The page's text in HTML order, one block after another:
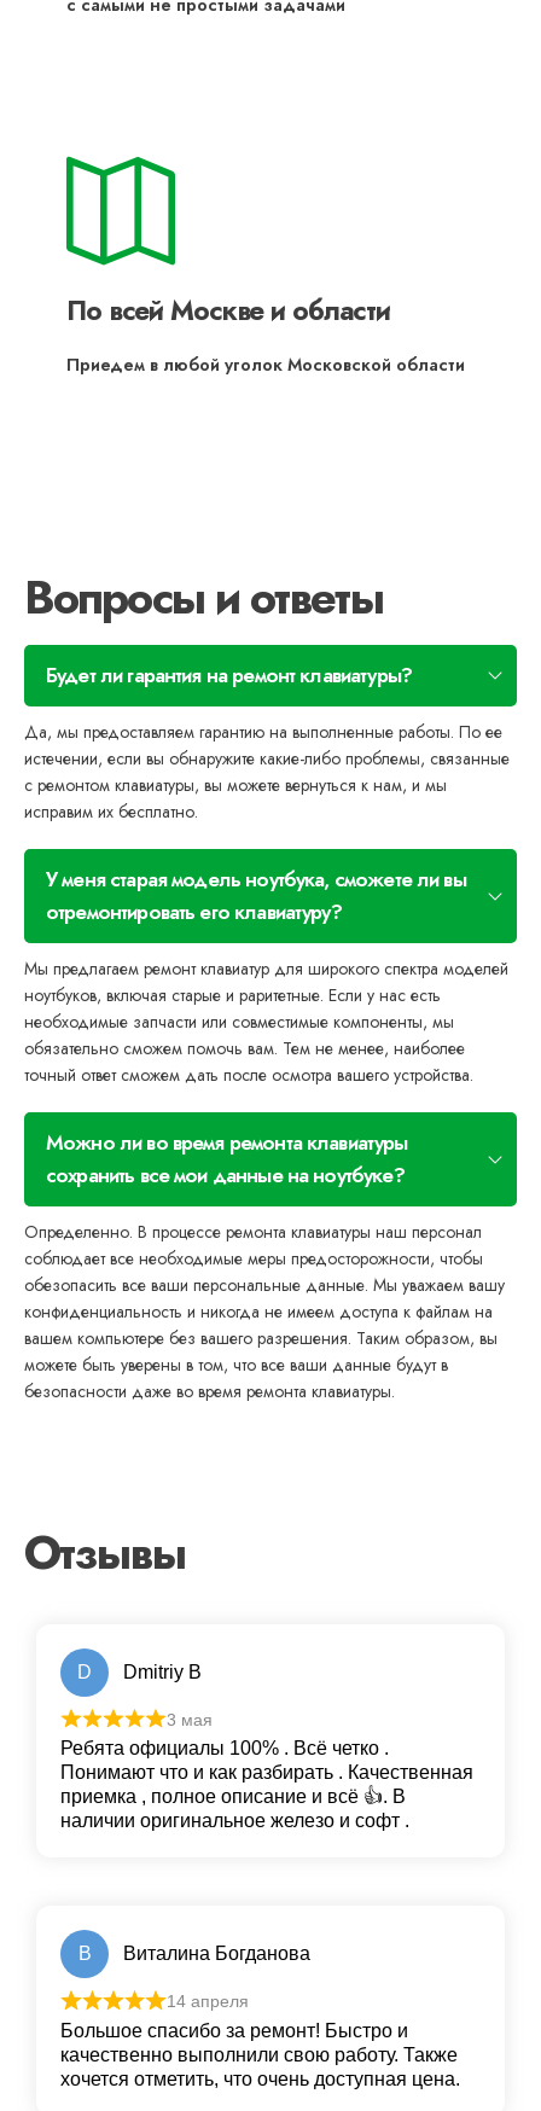
с самыми не простыми задачами
По всей Москве и области
Приедем в любой уголок Московской области
Вопросы и ответы
Будет ли гарантия на ремонт клавиатуры?
Да, мы предоставляем гарантию на выполненные работы. По ее
истечении, если вы обнаружите какие-либо проблемы, связанные
с ремонтом клавиатуры, вы можете вернуться к нам, и мы
исправим их бесплатно.
У меня старая модель ноутбука, сможете ли вы
отремонтировать его клавиатуру?
Мы предлагаем ремонт клавиатур для широкого спектра моделей
ноутбуков, включая старые и раритетные. Если у нас есть
необходимые запчасти или совместимые компоненты, мы
обязательно сможем помочь вам. Тем не менее, наиболее
точный ответ сможем дать после осмотра вашего устройства.
Можно ли во время ремонта клавиатуры
сохранить все мои данные на ноутбуке?
Определенно. В процессе ремонта клавиатуры наш персонал
соблюдает все необходимые меры предосторожности, чтобы
обезопасить все ваши персональные данные. Мы уважаем вашу
конфиденциальность и никогда не имеем доступа к файлам на
вашем компьютере без вашего разрешения. Таким образом, вы
можете быть уверены в том, что все ваши данные будут в
безопасности даже во время ремонта клавиатуры.
Отзывы
D Dmitriy B
3 мая
Ребята официалы 100% . Всё четко .
Понимают что и как разбирать . Качественная
приемка , полное описание и всё 👍. В
наличии оригинальное железо и софт .
В Виталина Богданова
14 апреля
Большое спасибо за ремонт! Быстро и
качественно выполнили свою работу. Также
хочется отметить, что очень доступная цена.